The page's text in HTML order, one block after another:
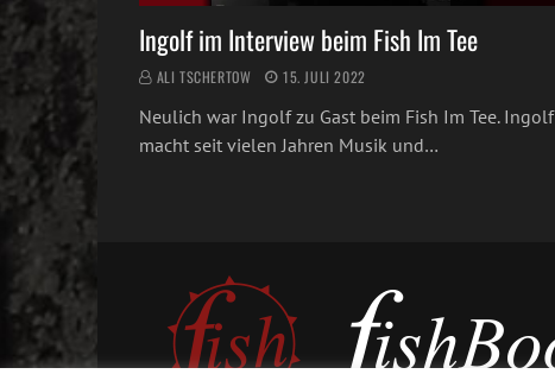
Ingolf im Interview beim Fish Im Tee
ALI TSCHERTOW 15. JULI 2022
Neulich war Ingolf zu Gast beim Fish Im Tee. Ingolf
macht seit vielen Jahren Musik und…